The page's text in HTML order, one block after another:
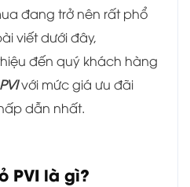
đang trở nên rất phổ
viết dưới đây,
thiệu đến quý khách hàng
với mức giá ưu đãi
dẫn nhất.
PVI là gì?